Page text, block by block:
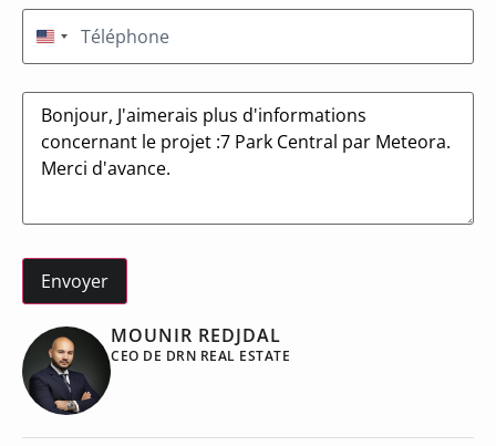
MOUNIR REDJDAL
CEO DE DRN REAL ESTATE
Téléphone(Nécessaire)
États-Unis +1
Message